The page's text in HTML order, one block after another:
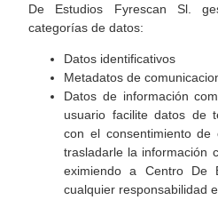
De Estudios Fyrescan Sl.
categorías de datos:
Datos identificativos
Metadatos de
Datos de información
usuario facilite datos de
con el consentimiento
trasladarle la información
eximiendo a Centro De
cualquier responsabilidad